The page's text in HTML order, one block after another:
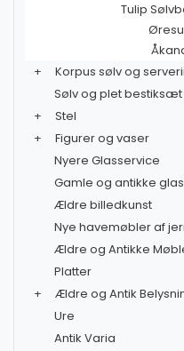
Tulip
+
Korpus sølv og
Sølv og plet bestiksæt
+
Stel
+
Figurer og vaser
Nyere Glasservice
Gamle og antikke glas
Ældre billedkunst
Nye havemøbler af
Ældre og Antikke
Platter
+
Ældre og Antik
Ure
Antik Varia